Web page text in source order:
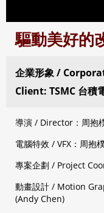
驅動美好的
企業形象 /
Client: TSMC 台積
導演 / Director：周抱
電腦特效 / VFX：周抱
專案企劃 / Project
動畫設計 / Motion
(Andy Chen)